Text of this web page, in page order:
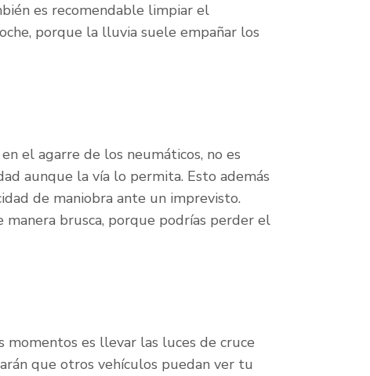
es recomendable limpiar el
porque la lluvia suele empañar los
el agarre de los neumáticos, no es
aunque la vía lo permita. Esto además
de maniobra ante un imprevisto.
brusca, porque podrías perder el
momentos es llevar las luces de cruce
que otros vehículos puedan ver tu